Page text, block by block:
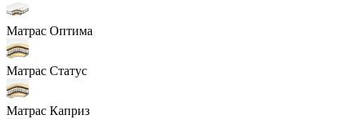
Матрас Оптима
Матрас Статус
Матрас Каприз